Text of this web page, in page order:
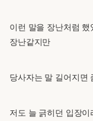
이런 말을 장난처럼
장난같지만
당사자는 말 길어지면
저도 늘 긁히던 입장